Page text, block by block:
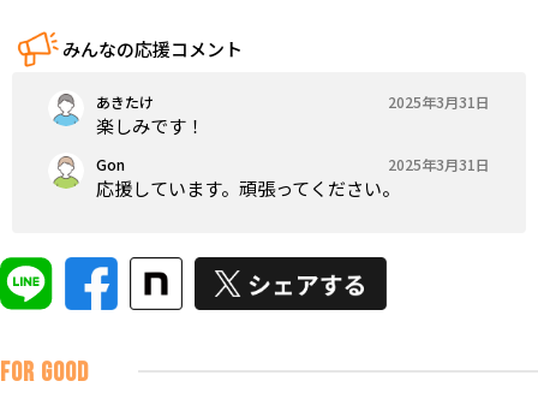
みんなの応援コメント
あきたけ 2025年3月31日
楽しみです！
Gon 2025年3月31日
応援しています。頑張ってください。
FOR GOOD